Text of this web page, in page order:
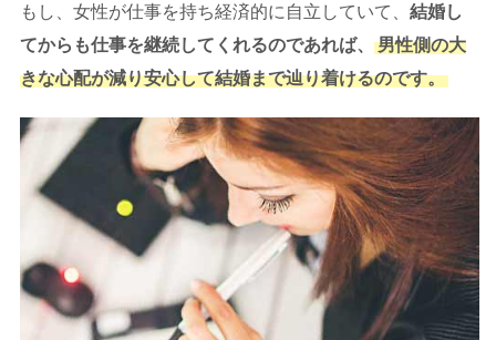
もし、女性が仕事を持ち経済的に自立していて、 結婚し
てからも仕事を継続してくれるのであれば、
男性側の大
きな心配が減り安心して結婚まで辿り着けるのです。